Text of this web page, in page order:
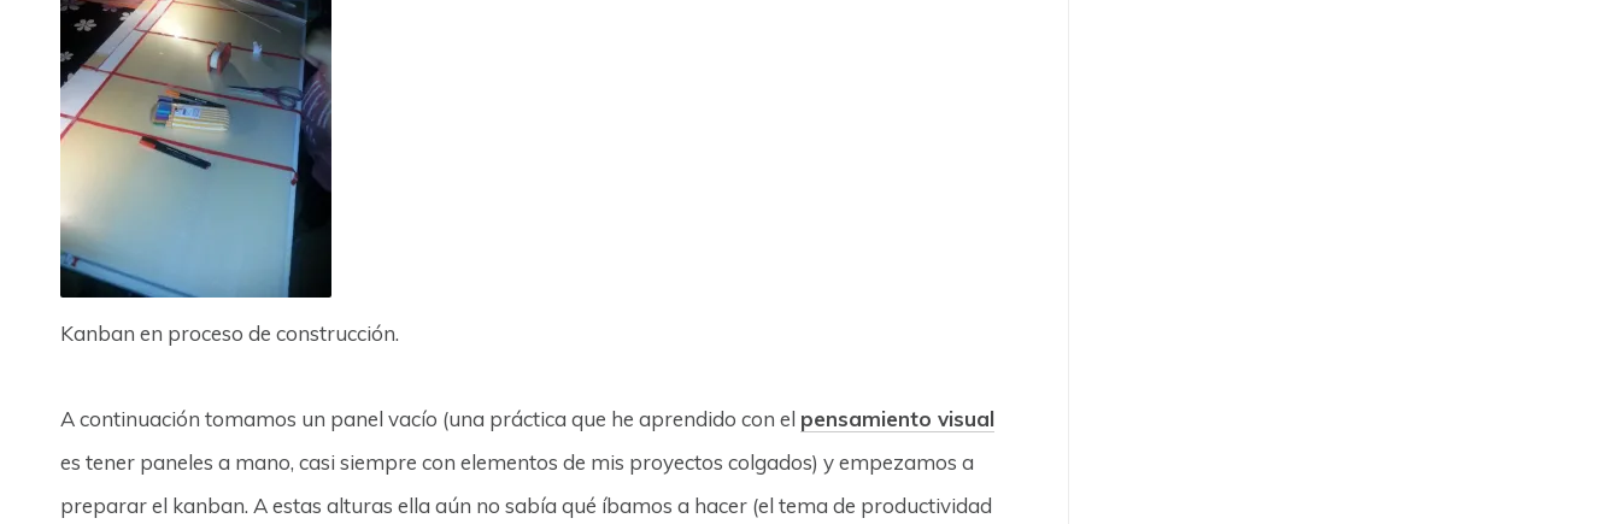
Kanban en proceso de construcción.
A continuación tomamos un panel vacío (una práctica que he aprendido con el pensamiento visual
es tener paneles a mano, casi siempre con elementos de mis proyectos colgados) y empezamos a
preparar el kanban. A estas alturas ella aún no sabía qué íbamos a hacer (el tema de productividad